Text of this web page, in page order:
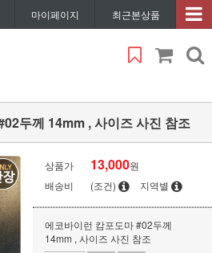
마이페이지 최근본상품
두께 14mm , 사이즈 사진 참조
상품가 13,000원
배송비
(조건) 지역별
에코바이런 캄포도마 #02두께
14mm , 사이즈 사진 참조